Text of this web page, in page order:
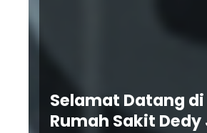
Selamat Datang di
Rumah Sakit